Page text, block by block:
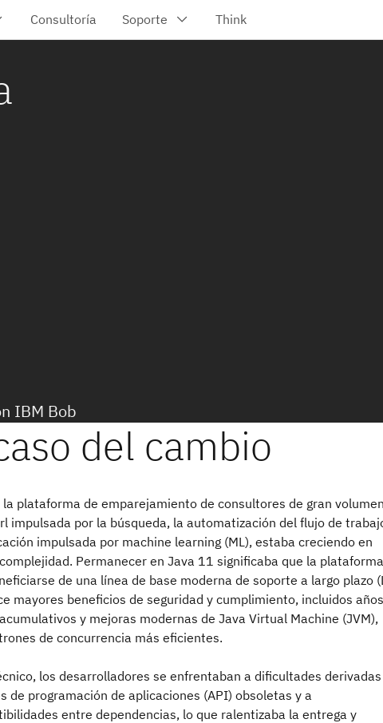
IBM Bob
la plataforma de emparejamiento de consultores de gran
impulsada por la búsqueda, la automatización del flujo de
impulsada por machine learning (ML), estaba creciendo en
Permanecer en Java 11 significaba que la
de una línea de base moderna de soporte a largo plazo
mayores beneficios de seguridad y cumplimiento, incluidos
y mejoras modernas de Java Virtual Machine (JVM),
de concurrencia más eficientes.
los desarrolladores se enfrentaban a dificultades
de programación de aplicaciones (API) obsoletas y a
entre dependencias, lo que ralentizaba la entrega y